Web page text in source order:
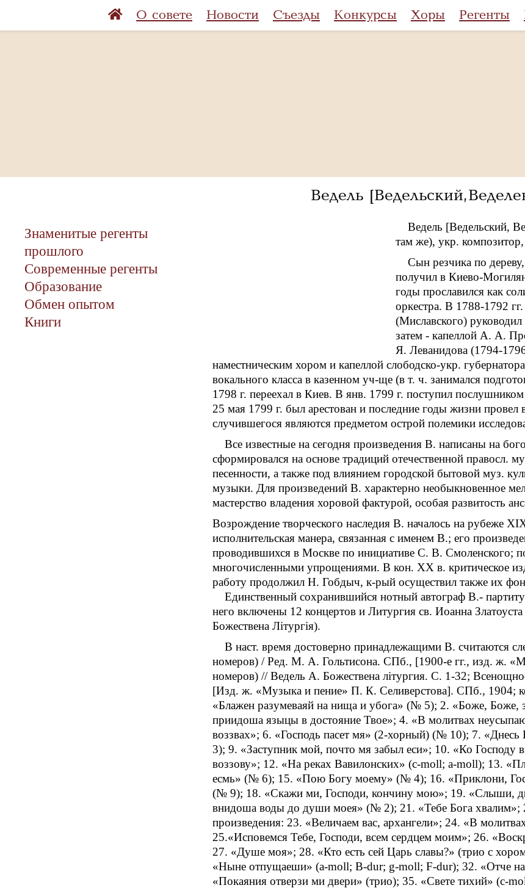
О совете Новости Съезды Конкурсы Хоры Регенты
Ведель [Ведельский,
Знаменитые регенты
прошлого
Современные регенты
Образование
Обмен опытом
Книги
Ведель [Ведельский,
там же), укр.
Сын резчика по
получил в Киево-
годы прославился как
оркестра. В 1788-1792
(Миславского)
затем - капеллой А. А.
Я. Леванидова (1794-
наместническим хором и капеллой слободско-укр.
вокального класса в казенном уч-ще (в т. ч. занимался
1798 г. переехал в Киев. В янв. 1799 г. поступил
25 мая 1799 г. был арестован и последние годы жизни
случившегося являются предметом острой полемики
Все известные на сегодня произведения В. написаны на
сформировался на основе традиций отечественной правосл.
песенности, а также под влиянием городской бытовой муз.
музыки. Для произведений В. характерно необыкновенное
мастерство владения хоровой фактурой, особая развитость
Возрождение творческого наследия В. началось на
исполнительская манера, связанная с именем В.; его
проводившихся в Москве по инициативе С. В. Смоленского;
многочисленными упрощениями. В кон. ХХ в. критическое
работу продолжил Н. Гобдыч, к-рый осуществил также их
Единственный сохранившийся нотный автограф В.-
него включены 12 концертов и Литургия св. Иоанна
Божествена Лiтургiя).
В наст. время достоверно принадлежащими В. считаются
номеров) / Ред. М. А. Гольтисона. СПб., [1900-е гг., изд. ж.
номеров) // Ведель А. Божествена лiтургия. С. 1-32;
[Изд. ж. «Музыка и пение» П. К. Селиверстова]. СПб., 1904;
«Блажен разумеваяй на нища и убога» (№ 5); 2. «Боже,
приидоша языцы в достояние Твое»; 4. «В молитвах
воззвах»; 6. «Господь пасет мя» (2-хорный) (№ 10); 7.
3); 9. «Заступник мой, почто мя забыл еси»; 10. «Ко Господу
воззову»; 12. «На реках Вавилонских» (с-moll; a-moll); 13.
есмь» (№ 6); 15. «Пою Богу моему» (№ 4); 16. «Приклони,
(№ 9); 18. «Скажи ми, Господи, кончину мою»; 19. «Слыши,
внидоша воды до души моея» (№ 2); 21. «Тебе Бога
произведения: 23. «Величаем вас, архангели»; 24. «В
25.«Исповемся Тебе, Господи, всем сердцем моим»; 26.
27. «Душе моя»; 28. «Кто есть сей Царь славы?» (трио с
«Ныне отпущаеши» (a-moll; B-dur; g-moll; F-dur); 32. «Отче
«Покаяния отверзи ми двери» (трио); 35. «Свете тихий» (с-